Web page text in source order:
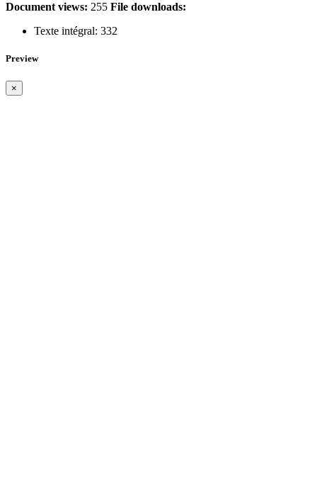
Document views: 255 File downloads:
Texte intégral: 332
Preview
×